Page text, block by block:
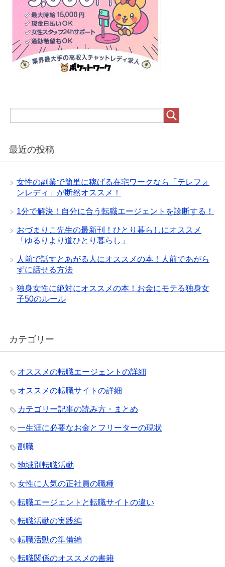
最近の投稿
女性の副業で簡単に稼げる在宅ワークなら「テレフォ
ンレディ」が断然オススメ！
1分で解決！自分に合う転職エージェントを診断する！
おづまりこ先生の最新刊！ひとり暮らしにオススメ
「ゆるりより道ひとり暮らし」
人前で話すとあがる人にオススメの本！人前であがら
ずに話せる方法
独身女性に絶対にオススメの本！お金にモテる独身女
子50のルール
カテゴリー
オススメの転職エージェントの詳細
オススメの転職サイトの詳細
カテゴリー記事の読み方・まとめ
一生涯に必要なお金とフリーターの現状
副職
地域別転職活動
女性に人気の正社員の職種
転職エージェントと転職サイトの違い
転職活動の実践編
転職活動の準備編
転職関係のオススメの書籍